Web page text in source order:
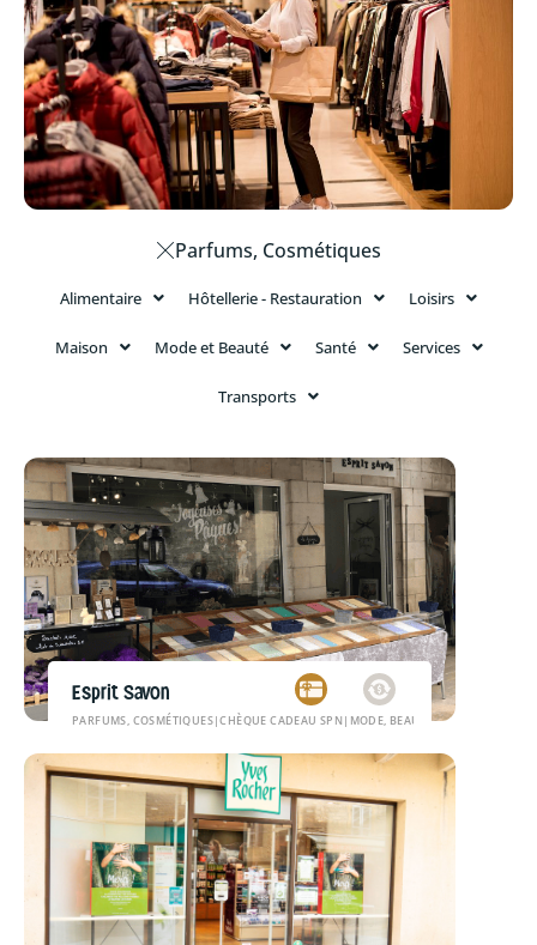
Parfums, Cosmétiques
Alimentaire Hôtellerie - Restauration Loisirs
Maison Mode et Beauté Santé Services
Transports
Esprit Savon
PARFUMS, COSMÉTIQUES|CHÈQUE CADEAU SPN | MODE, BEAUTÉ